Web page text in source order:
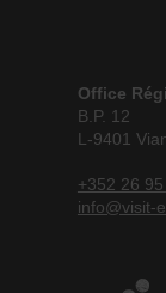
Office
B.P. 12
L-9401
+352 26
info@visit-